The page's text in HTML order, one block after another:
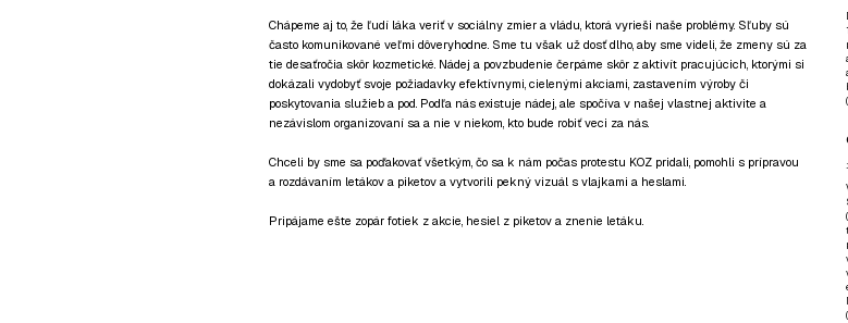
Chápeme aj to, že ľudí láka veriť v sociálny zmier a vládu, ktorá vyrieši naše problémy. Sľuby sú
často komunikované veľmi dôveryhodne. Sme tu však už dosť dlho, aby sme videli, že zmeny sú za
tie desaťročia skôr kozmetické. Nádej a povzbudenie čerpáme skôr z aktivít pracujúcich, ktorými si
dokázali vydobyť svoje požiadavky efektívnymi, cielenými akciami, zastavením výroby či
poskytovania služieb a pod. Podľa nás existuje nádej, ale spočíva v našej vlastnej aktivite a
nezávislom organizovaní sa a nie v niekom, kto bude robiť veci za nás.
Chceli by sme sa poďakovať všetkým, čo sa k nám počas protestu KOZ pridali, pomohli s prípravou
a rozdávaním letákov a piketov a vytvorili pekný vizuál s vlajkami a heslami.
Pripájame ešte zopár fotiek z akcie, hesiel z piketov a znenie letáku.
(
(